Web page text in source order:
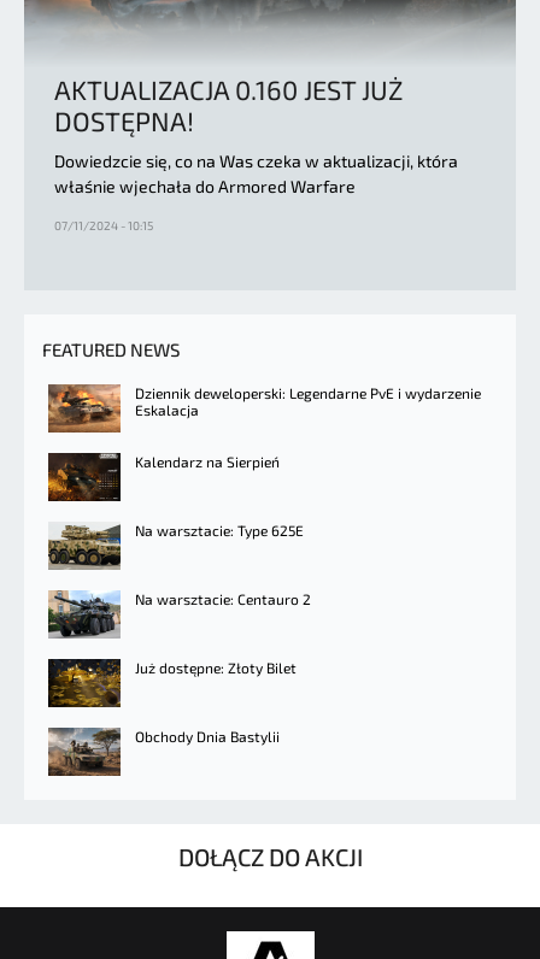
AKTUALIZACJA 0.160 JEST JUŻ
DOSTĘPNA!
Dowiedzcie się, co na Was czeka w aktualizacji, która
właśnie wjechała do Armored Warfare
07/11/2024 - 10:15
FEATURED NEWS
Dziennik deweloperski: Legendarne PvE i wydarzenie
Eskalacja
Kalendarz na Sierpień
Na warsztacie: Type 625E
Na warsztacie: Centauro 2
Już dostępne: Złoty Bilet
Obchody Dnia Bastylii
DOŁĄCZ DO AKCJI